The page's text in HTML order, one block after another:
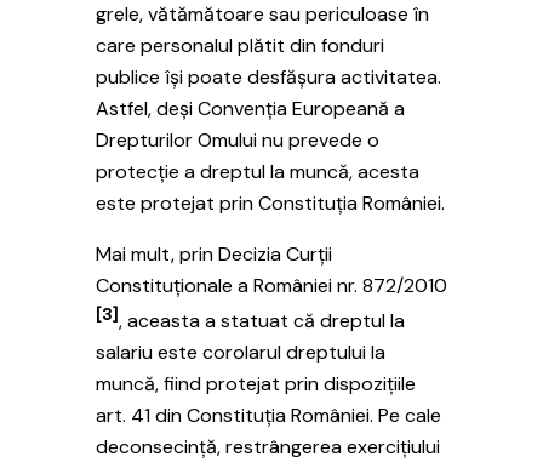
grele, vătămătoare sau periculoase în
care personalul plătit din fonduri
publice își poate desfășura activitatea.
Astfel, deși Convenția Europeană a
Drepturilor Omului nu prevede o
protecție a dreptul la muncă, acesta
este protejat prin Constituția României.
Mai mult, prin Decizia Curții
Constituționale a României nr. 872/2010
[3], aceasta a statuat că dreptul la
salariu este corolarul dreptului la
muncă, fiind protejat prin dispozițiile
art. 41 din Constituția României. Pe cale
deconsecință, restrângerea exercițiului